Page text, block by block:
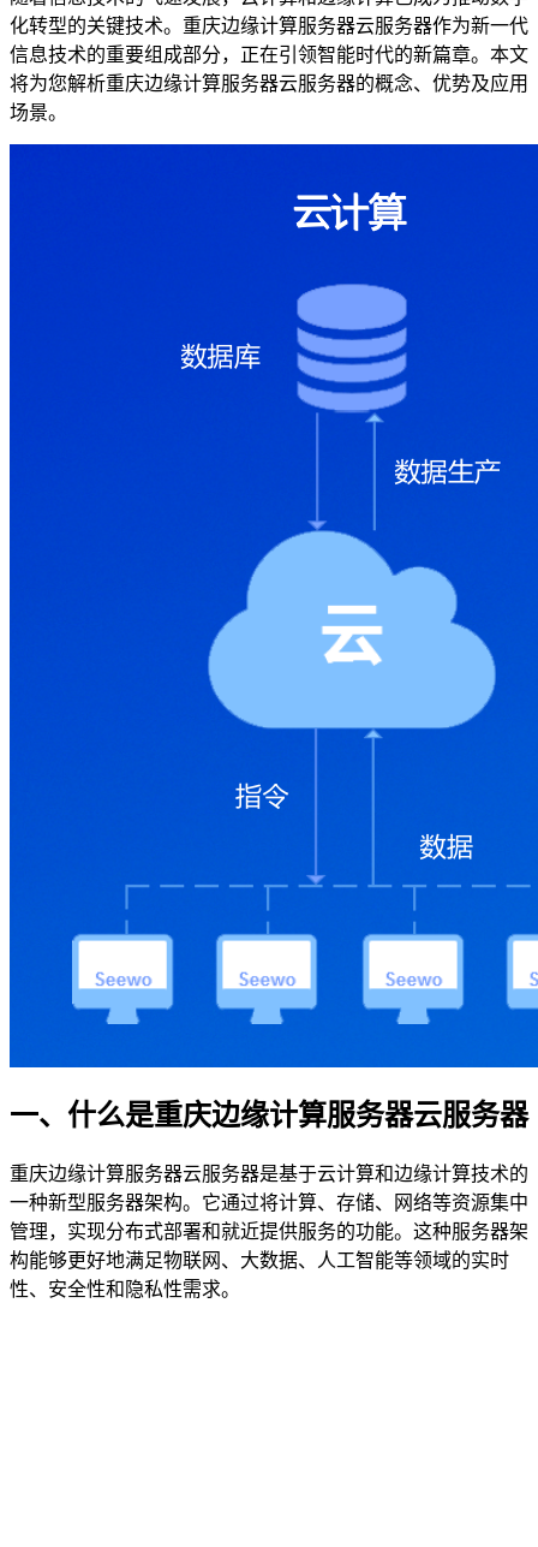
化转型的关键技术。重庆边缘计算服务器云服务器作为新一代
信息技术的重要组成部分，正在引领智能时代的新篇章。本文
将为您解析重庆边缘计算服务器云服务器的概念、优势及应用
场景。
一、什么是重庆边缘计算服务器云服务器
重庆边缘计算服务器云服务器是基于云计算和边缘计算技术的
一种新型服务器架构。它通过将计算、存储、网络等资源集中
管理，实现分布式部署和就近提供服务的功能。这种服务器架
构能够更好地满足物联网、大数据、人工智能等领域的实时
性、安全性和隐私性需求。